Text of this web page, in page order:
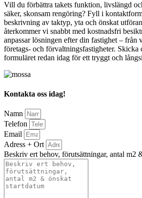
Vill du förbättra takets funktion, livslängd
säker, skonsam rengöring? Fyll i
beskrivning av taktyp, yta och önskat
återkommer vi snabbt med kostnadsfri
anpassar lösningen efter din fastighet –
företags- och förvaltningsfastigheter. Skicka
formuläret redan idag för ett tryggt och
Kontakta oss idag!
Namn
Telefon
Email
Adress + Ort
Beskriv ert behov, förutsättningar, antal m2